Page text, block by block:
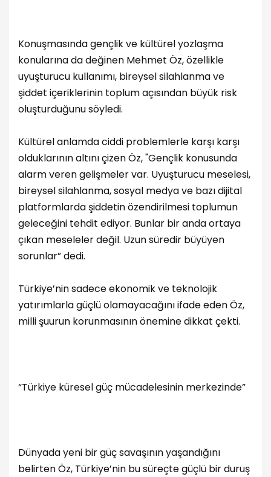
Konuşmasında gençlik ve kültürel yozlaşma
konularına da değinen Mehmet Öz, özellikle
uyuşturucu kullanımı, bireysel silahlanma ve
şiddet içeriklerinin toplum açısından büyük risk
oluşturduğunu söyledi.
Kültürel anlamda ciddi problemlerle karşı karşı
olduklarının altını çizen Öz, "Gençlik konusunda
alarm veren gelişmeler var. Uyuşturucu meselesi,
bireysel silahlanma, sosyal medya ve bazı dijital
platformlarda şiddetin özendirilmesi toplumun
geleceğini tehdit ediyor. Bunlar bir anda ortaya
çıkan meseleler değil. Uzun süredir büyüyen
sorunlar” dedi.
Türkiye’nin sadece ekonomik ve teknolojik
yatırımlarla güçlü olamayacağını ifade eden Öz,
milli şuurun korunmasının önemine dikkat çekti.
“Türkiye küresel güç mücadelesinin merkezinde”
Dünyada yeni bir güç savaşının yaşandığını
belirten Öz, Türkiye’nin bu süreçte güçlü bir duruş